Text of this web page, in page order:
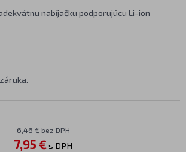
nabíjačku podporujúcu Li-ion
6,46 € bez DPH
7,95 € s DPH